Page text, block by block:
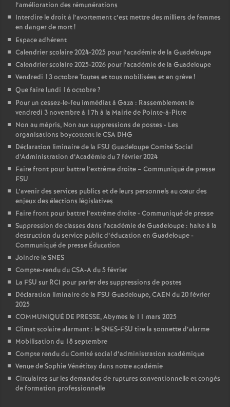
l’amélioration des rémunérations
Interdire le droit à l’avortement c’est mettre des milliers de femmes
en danger de mort!
Espace adhérent
Calendrier scolaire 2024-2025 pour l’académie de la Guadeloupe
Calendrier scolaire 2025-2026 pour l’académie de la Guadeloupe
Vendredi 13 octobre Toutes et tous mobilisées et en grève!
Que faire lundi 16 octobre?
Pour un cessez-le-feu immédiat à Gaza : Rassemblement le
vendredi 3 novembre à 17h à la Mairie de Pointe-à-Pitre
Non au mépris, Non aux suppressions de postes - Les
organisations boycottent le CSA DHG
Déclaration liminaire de la FSU Guadeloupe Comité Social
d’Administration d’Académie du 7 février 2024
Faire front pour battre l’extrême droite – Communiqué de presse
FSU
L’avenir des services publics et de leurs personnels au cœur des
enjeux des élections législatives
Faire front pour battre l’extrême droite - Communiqué de presse
Suppression de classes dans l’académie de Guadeloupe : halte à la
destruction du service public d’éducation en Guadeloupe -
Communiqué de presse Éducation
Joindre le SNES
Compte-rendu du CSA-A du 5 février
La FSU sur RCI pour parler des suppressions de postes
Déclaration liminaire de la FSU Guadeloupe, CAEN du 20 février
2025
COMMUNIQUÉ DE PRESSE, Abymes le 11 mars 2025
Climat scolaire alarmant : le SNES-FSU tire la sonnette d’alarme
Mobilisation du 18 septembre
Compte rendu du Comité social d’administration académique
Venue de Sophie Vénétitay dans notre académie
Circulaires sur les demandes de ruptures conventionnelle et congés
de formation professionnelle